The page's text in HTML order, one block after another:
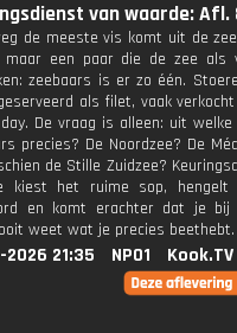
van waarde: Afl.
de meeste vis komt uit de
een paar die de zee als
zeebaars is er zo één.
als filet, vaak
De vraag is alleen: uit
precies? De Noordzee? De
de Stille Zuidzee?
kiest het ruime sop,
en komt erachter dat je bij
weet wat je precies beethebt.
2026 21:35 NPO1 Kook.TV